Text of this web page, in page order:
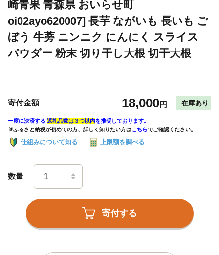
崎青果 青森県 おいらせ町
oi02ayo620007] 長芋 ながいも 長いも ご
ぼう 牛蒡 ニンニク にんにく スライス
パウダー 粉末 切り干し大根 切干大根
寄付金額 18,000円 在庫あり
一度に決済する 返礼品数は３つ以内を推奨しております。
🔰ふるさと納税が初めての方、詳しく知りたい方はこちらでご確認ください。
仕組みについて知る 上限額を調べる
数量
寄付する